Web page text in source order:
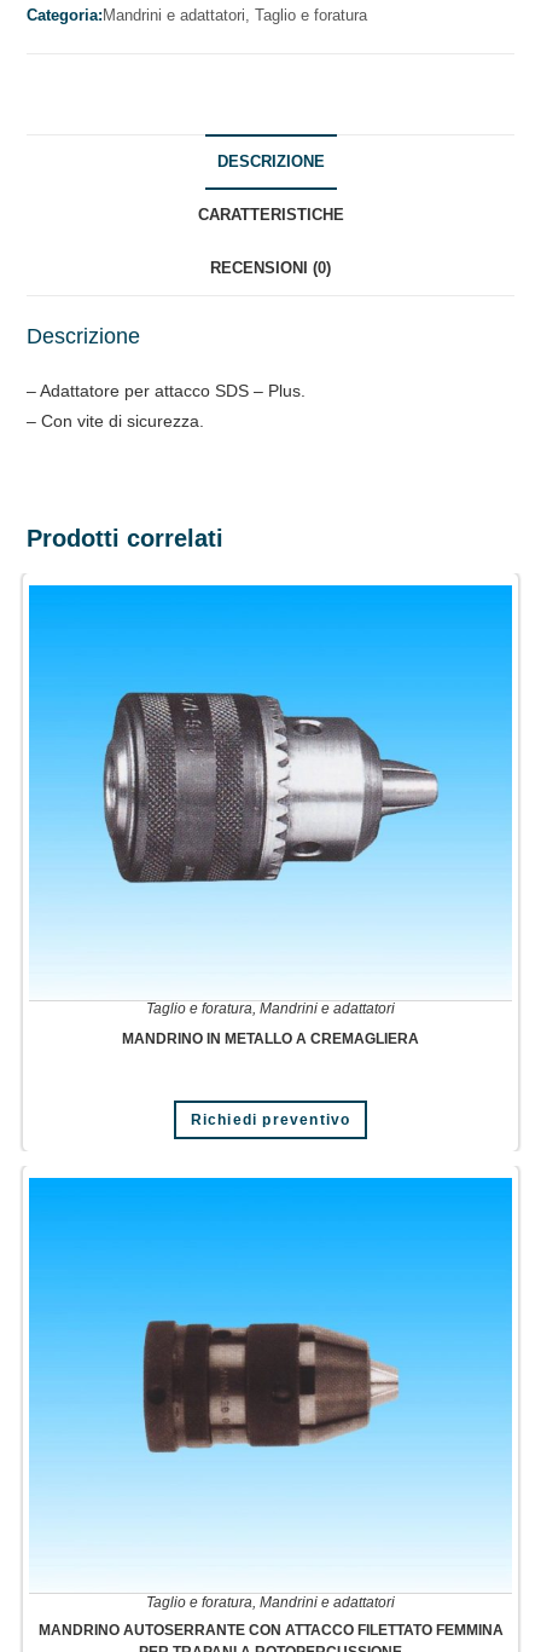
PLUS
Categoria:Mandrini e adattatori,Taglio e foratura
DESCRIZIONE
CARATTERISTICHE
RECENSIONI (0)
Descrizione
– Adattatore per attacco SDS – Plus.
– Con vite di sicurezza.
Prodotti correlati
Taglio e foratura, Mandrini e adattatori
MANDRINO IN METALLO A CREMAGLIERA
Richiedi preventivo
Taglio e foratura Mandrini e adattatori
MANDRINO AUTOSERRANTE CON ATTACCO FILETTATO FEMMINA